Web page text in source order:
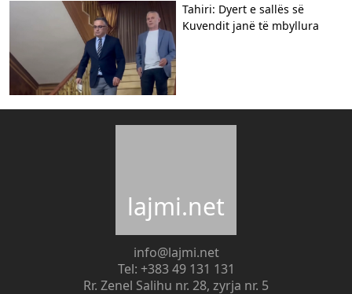
Tahiri: Dyert e sallës së
Kuvendit janë të mbyllura
lajmi.net
info@lajmi.net
Tel: +383 49 131 131
Rr. Zenel Salihu nr. 28, zyrja nr. 5